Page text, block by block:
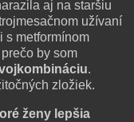
aj na staršiu
užívaní
s metformínom
by som
.
zložiek.
ženy lepšia